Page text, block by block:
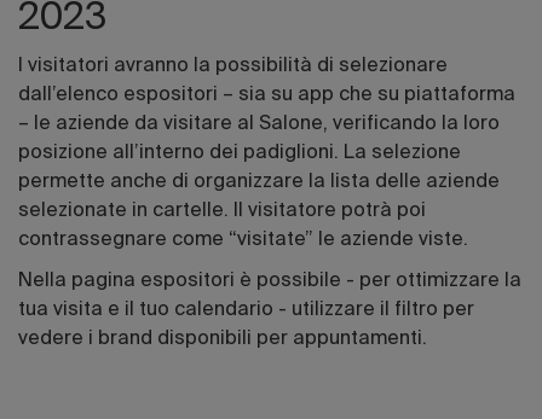
2023
I visitatori avranno la possibilità di selezionare
dall’elenco espositori – sia su app che su piattaforma
– le aziende da visitare al Salone, verificando la loro
posizione all’interno dei padiglioni. La selezione
permette anche di organizzare la lista delle aziende
selezionate in cartelle. Il visitatore potrà poi
contrassegnare come “visitate” le aziende viste.
Nella pagina espositori è possibile - per ottimizzare la
tua visita e il tuo calendario - utilizzare il filtro per
vedere i brand disponibili per appuntamenti.